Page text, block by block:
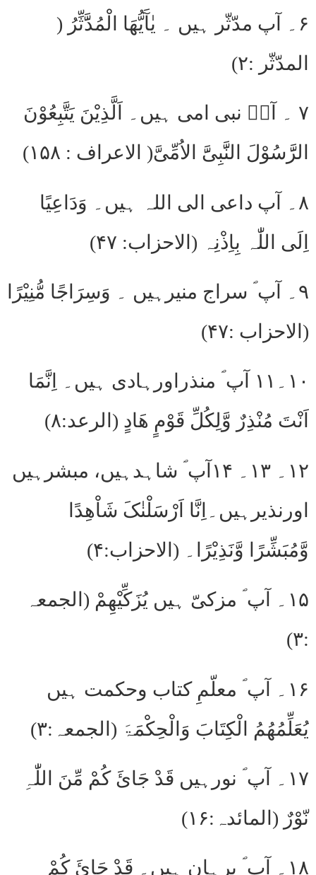
۶۔ آپ مدّثّر ہیں ۔ یٰآَیُّھَا الْمُدََّثِّرُ (
المدّثّر :۲)
۷ ۔ آپؐ نبی امی ہیں۔ اَلَّذِیْنَ یَتَّبِعُوْنَ
الرََّسُوْلَ النََّبِیََّ الاُمِّیَّ( الاعراف : ۱۵۸)
۸۔ آپ داعی الی اللہ ہیں۔ وَدَاعِیًا
اِلَی اللّٰہ بِاِذْنِہ (الاحزاب: ۴۷)
۹۔ آپ ؐ سراج منیرہیں ۔ وَسِرَاجًا مُّنِیْرًا
(الاحزاب :۴۷)
۱۰۔۱۱ آپ ؐ منذراورہادی ہیں۔ اِنَّمَا
اَنْتَ مُنْذِرٌ وَّلِکُلِّ قَوْمٍ ھَادٍ (الرعد:۸)
۱۲۔ ۱۳۔ ۱۴آپ ؐ شاہدہیں، مبشرہیں
اورنذیرہیں۔اِنَّا اَرْسَلْنٰکَ شَاْھِدًا
وَّمُبَشِّرًا وَّنَذِیْرًا۔ (الاحزاب:۴)
۱۵۔ آپ ؐ مزکیّ ہیں یُزَکِّیْھِمْ (الجمعہ
:۳)
۱۶۔ آپ ؐ معلّمِ کتاب وحکمت ہیں
یُعَلِّمُھُمُ الْکِتَابَ وَالْحِکْمَۃَ (الجمعہ:۳)
۱۷۔ آپ ؐ نورہیں قَدْ جَائَ کُمْ مِّنَ اللّٰہِ
نّوْرٌ (المائدہ:۱۶)
۱۸۔ آپ ؐ برہان ہیں۔ قَدْ جَائَ کُمْ